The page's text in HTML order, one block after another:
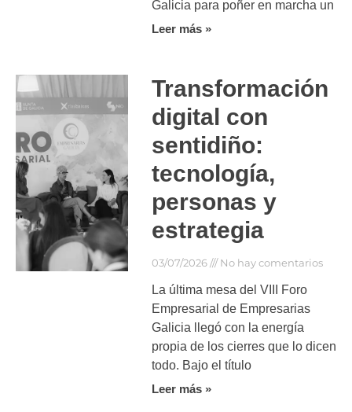
Galicia para poñer en marcha un
Leer más »
Transformación
digital con
sentidiño:
tecnología,
personas y
estrategia
03/07/2026 No hay comentarios
La última mesa del VIII Foro
Empresarial de Empresarias
Galicia llegó con la energía
propia de los cierres que lo dicen
todo. Bajo el título
Leer más »